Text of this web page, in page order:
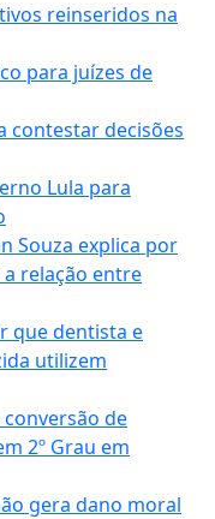
reinseridos na
para juízes de
contestar decisões
Lula para
Souza explica por
relação entre
que dentista e
utilizem
de
2º Grau em
gera dano moral